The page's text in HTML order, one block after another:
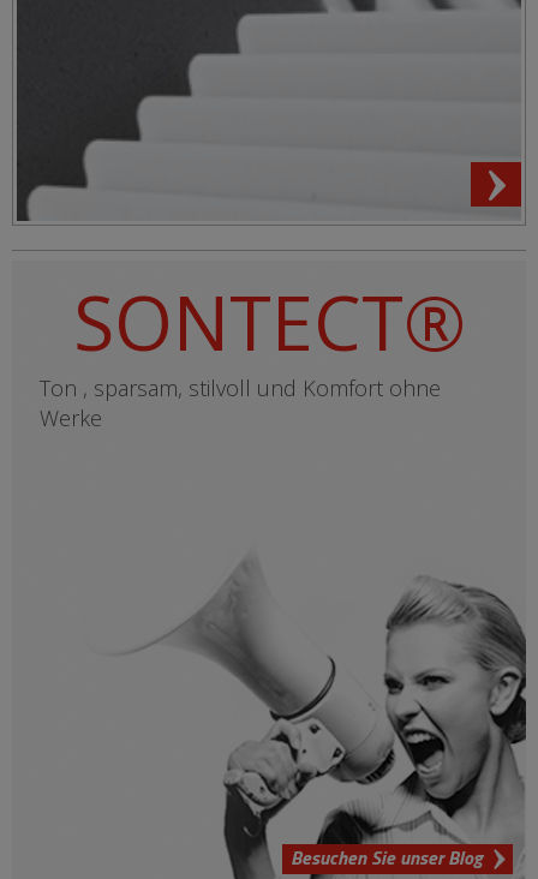
SONTECT®
Ton , sparsam, stilvoll und Komfort ohne
Werke
Besuchen Sie unser Blog